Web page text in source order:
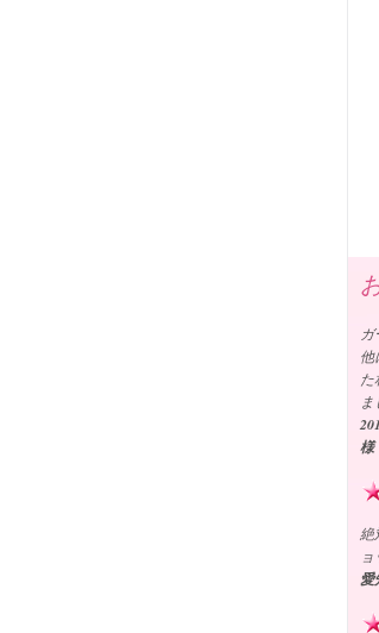
バ
他
様
絶
愛